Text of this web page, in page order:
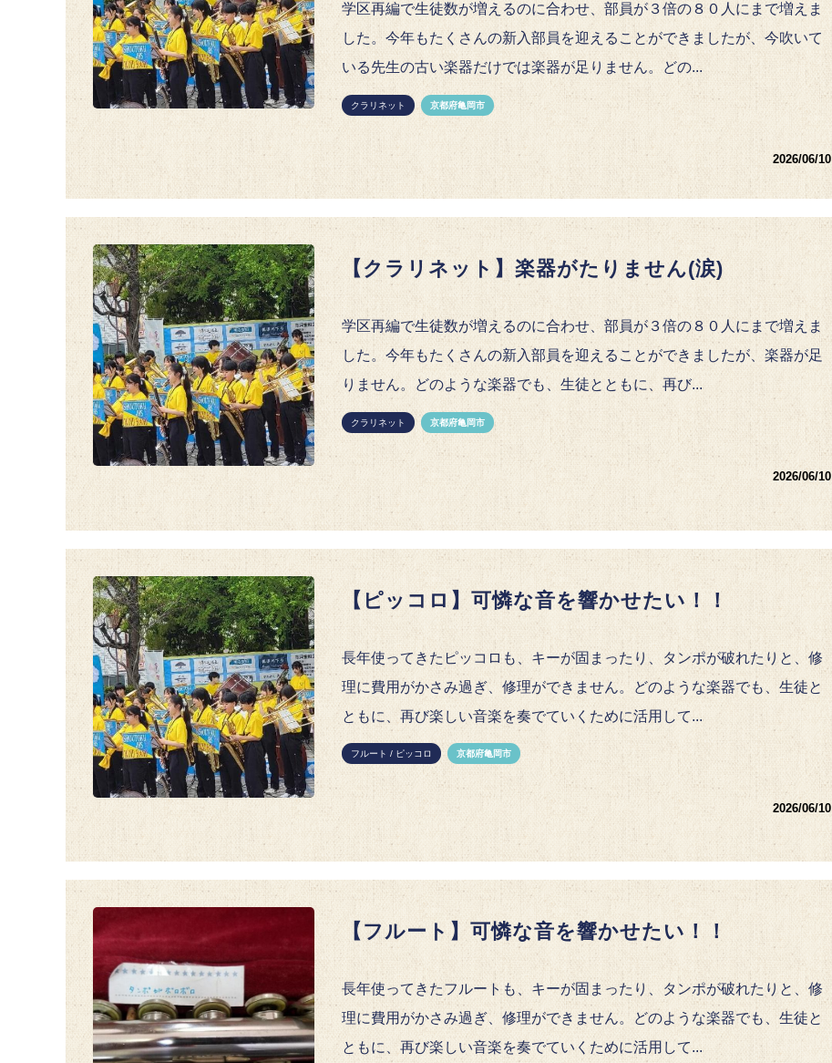
学区再編で生徒数が増えるのに合わせ、部員が３倍の８０人にまで増えま
した。今年もたくさんの新入部員を迎えることができましたが、今吹いて
いる先生の古い楽器だけでは楽器が足りません。どの...
クラリネット 京都府亀岡市
2026/06/10
【クラリネット】楽器がたりません(涙)
学区再編で生徒数が増えるのに合わせ、部員が３倍の８０人にまで増えま
した。今年もたくさんの新入部員を迎えることができましたが、楽器が足
りません。どのような楽器でも、生徒とともに、再び...
クラリネット 京都府亀岡市
2026/06/10
【ピッコロ】可憐な音を響かせたい！！
長年使ってきたピッコロも、キーが固まったり、タンポが破れたりと、修
理に費用がかさみ過ぎ、修理ができません。どのような楽器でも、生徒と
ともに、再び楽しい音楽を奏でていくために活用して...
フルート / ピッコロ 京都府亀岡市
2026/06/10
【フルート】可憐な音を響かせたい！！
長年使ってきたフルートも、キーが固まったり、タンポが破れたりと、修
理に費用がかさみ過ぎ、修理ができません。どのような楽器でも、生徒と
ともに、再び楽しい音楽を奏でていくために活用して...